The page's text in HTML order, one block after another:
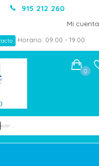
915 212 260
Mi cuenta
Horario: 09:00 - 19:00
0